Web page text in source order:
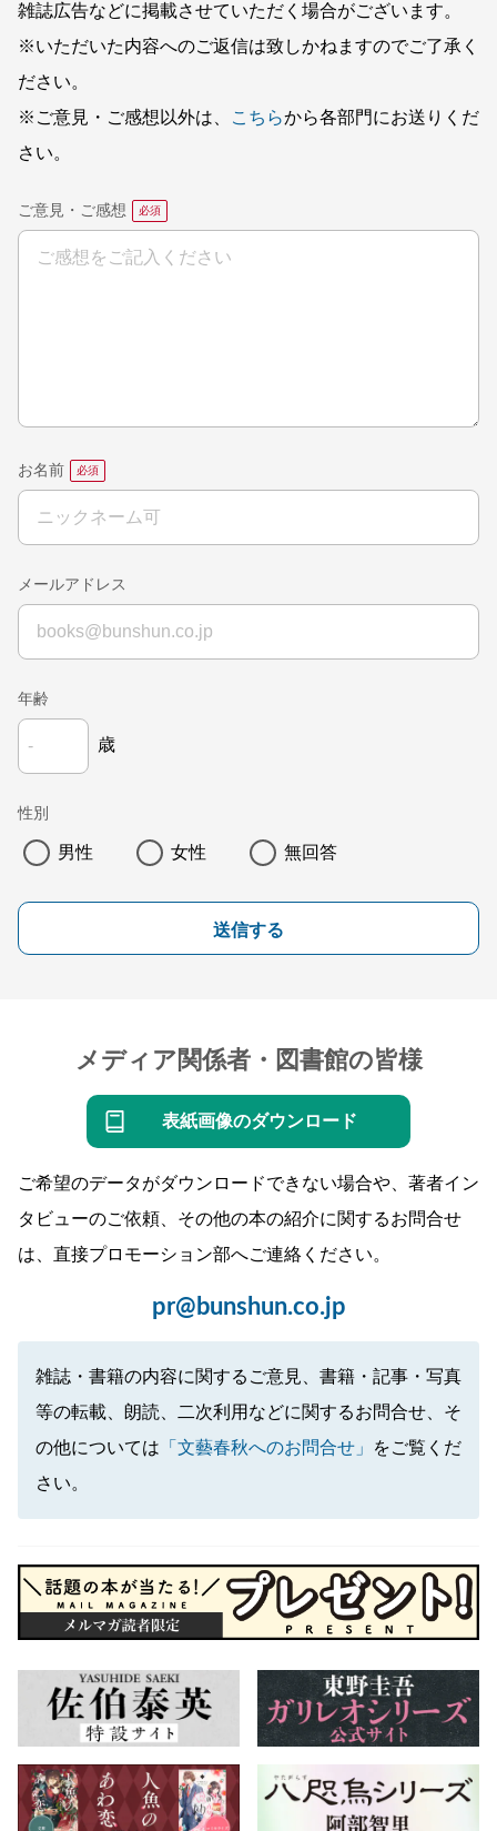
雑誌広告などに掲載させていただく場合がございます。
※いただいた内容へのご返信は致しかねますのでご了承く
ださい。
※ご意見・ご感想以外は、
こちらから各部門にお送りくだ
さい。
ご意見・ご感想
お名前
メールアドレス
年齢
歳
性別
男性 女性 無回答
送信する
メディア関係者・図書館の皆様
表紙画像のダウンロード
ご希望のデータがダウンロードできない場合や、著者イン
タビューのご依頼、その他の本の紹介に関するお問合せ
は、直接プロモーション部へご連絡ください。
pr@bunshun.co.jp
雑誌・書籍の内容に関するご意見、書籍・記事・写真
等の転載、朗読、二次利用などに関するお問合せ、そ
の他については 「文藝春秋へのお問合せ」
をご覧くだ
さい。